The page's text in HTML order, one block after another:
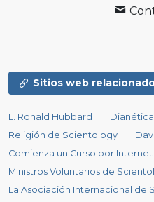
Sitios web
L. Ronald Hubbard Dianética
Religión de Scientology
Comienza un Curso por Internet
Ministros Voluntarios de
La Asociación Internacional de